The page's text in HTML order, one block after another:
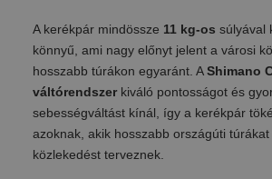
A kerékpár mindössze 11 kg-os súlyával
könnyű, ami nagy előnyt jelent a városi
hosszabb túrákon egyaránt. AShimano
váltórendszerkiváló pontosságot és
sebességváltást kínál, így a kerékpár
azoknak, akik hosszabb országúti
közlekedést terveznek.